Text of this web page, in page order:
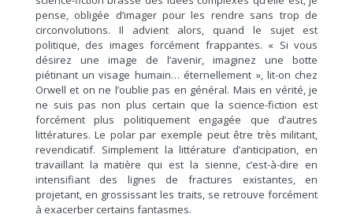
pense, obligée d’imager pour les rendre sans trop de
circonvolutions. Il advient alors, quand le sujet est
politique, des images forcément frappantes. « Si vous
désirez une image de l’avenir, imaginez une botte
piétinant un visage humain… éternellement », lit-on chez
Orwell et on ne l’oublie pas en général. Mais en vérité, je
ne suis pas non plus certain que la science-fiction est
forcément plus politiquement engagée que d’autres
littératures. Le polar par exemple peut être très militant,
revendicatif. Simplement la littérature d’anticipation, en
travaillant la matière qui est la sienne, c’est-à-dire en
intensifiant des lignes de fractures existantes, en
projetant, en grossissant les traits, se retrouve forcément
à exacerber certains fantasmes.